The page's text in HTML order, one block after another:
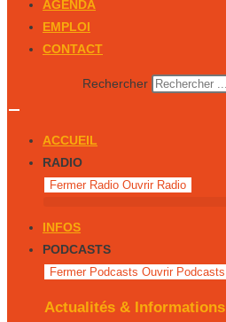
AGENDA
EMPLOI
CONTACT
Rechercher
ACCUEIL
RADIO
Fermer Radio Ouvrir Radio
INFOS
PODCASTS
Fermer Podcasts Ouvrir Podcasts
Actualités & Informations